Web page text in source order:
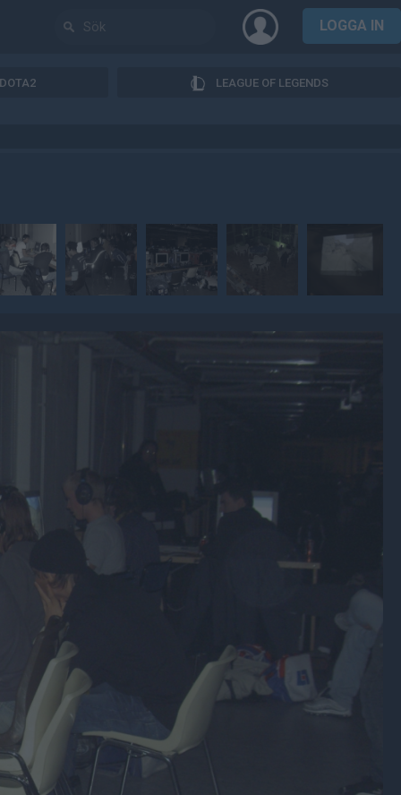
LOGGA IN
DOTA2 LEAGUE OF LEGENDS